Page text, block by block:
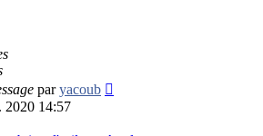
paryacoub
2020 14:57